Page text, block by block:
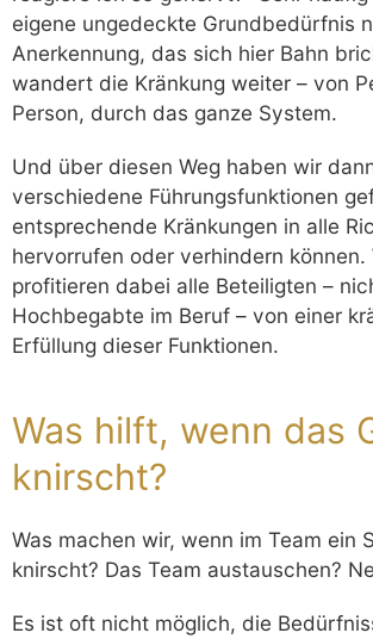
eigene ungedeckte Grundbedürfnis
Anerkennung, das sich hier Bahn
wandert die Kränkung weiter – von
Person, durch das ganze System.
Und über diesen Weg haben wir
verschiedene Führungsfunktionen
entsprechende Kränkungen in alle
hervorrufen oder verhindern können.
profitieren dabei alle Beteiligten –
Hochbegabte im Beruf – von einer
Erfüllung dieser Funktionen.
Was hilft, wenn das
knirscht?
Was machen wir, wenn im Team ein
knirscht? Das Team austauschen?
Es ist oft nicht möglich, die